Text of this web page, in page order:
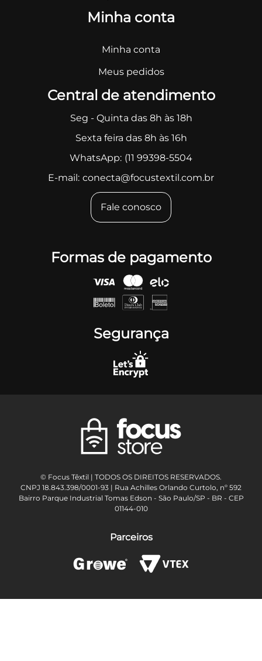
Minha conta
Minha conta
Meus pedidos
Central de atendimento
Seg - Quinta das 8h às 18h
Sexta feira das 8h às 16h
WhatsApp: (11 99398-5504
E-mail: conecta@focustextil.com.br
Fale conosco
Formas de pagamento
Segurança
© Focus Têxtil | TODOS OS DIREITOS RESERVADOS.
CNPJ 18.843.398/0001-93 | Rua Achilles Orlando Curtolo, nº 592
Bairro Parque Industrial Tomas Edson - São Paulo/SP - BR - CEP
01144-010
Parceiros